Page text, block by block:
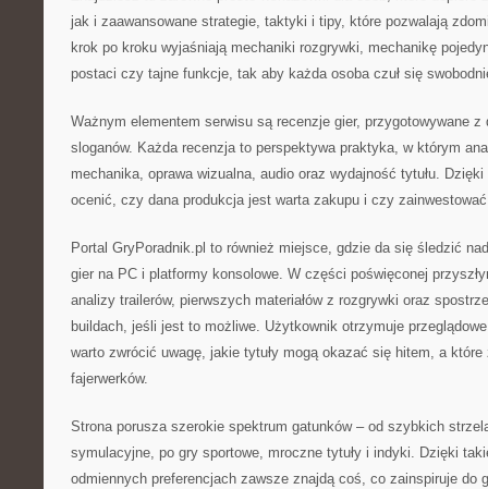
jak i zaawansowane strategie, taktyki i tipy, które pozwalają
krok po kroku wyjaśniają mechaniki rozgrywki, mechanikę
postaci czy tajne funkcje, tak aby każda osoba czuł się
Ważnym elementem serwisu są recenzje gier, przygotowywane z
sloganów. Każda recenzja to perspektywa praktyka, w którym
mechanika, oprawa wizualna, audio oraz wydajność tytułu.
ocenić, czy dana produkcja jest warta zakupu i czy
Portal GryPoradnik.pl to również miejsce, gdzie da się śledzić
gier na PC i platformy konsolowe. W części poświęconej
analizy trailerów, pierwszych materiałów z rozgrywki oraz
buildach, jeśli jest to możliwe. Użytkownik otrzymuje
warto zwrócić uwagę, jakie tytuły mogą okazać się hitem, a które
fajerwerków.
Strona porusza szerokie spektrum gatunków – od szybkich
symulacyjne, po gry sportowe, mroczne tytuły i indyki. Dzięki
odmiennych preferencjach zawsze znajdą coś, co zainspiruje do